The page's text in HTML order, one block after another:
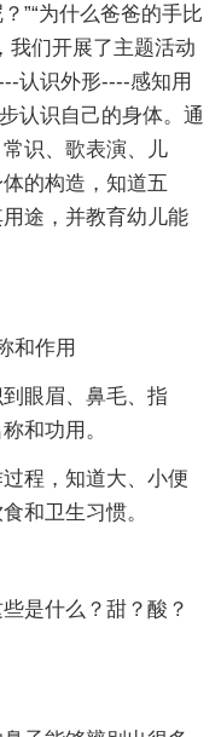
”“为什么爸爸的手比
们开展了主题活动
认识外形----感知用
认识自己的身体。通
识、歌表演、儿
的构造，知道五
途，并教育幼儿能
和作用
眼眉、鼻毛、指
和功用。
程，知道大、小便
和卫生习惯。
是什么？甜？酸？